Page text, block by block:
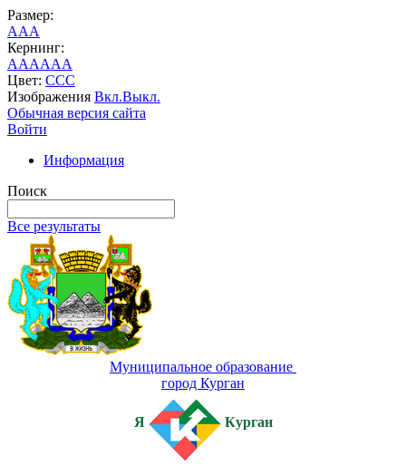
Размер:
AAA
Кернинг:
AAAAAA
Цвет: CCC
Изображения Вкл.Выкл.
Обычная версия сайта
Войти
Информация
Поиск
Все результаты
Муниципальное образование
город Курган
Я Курган